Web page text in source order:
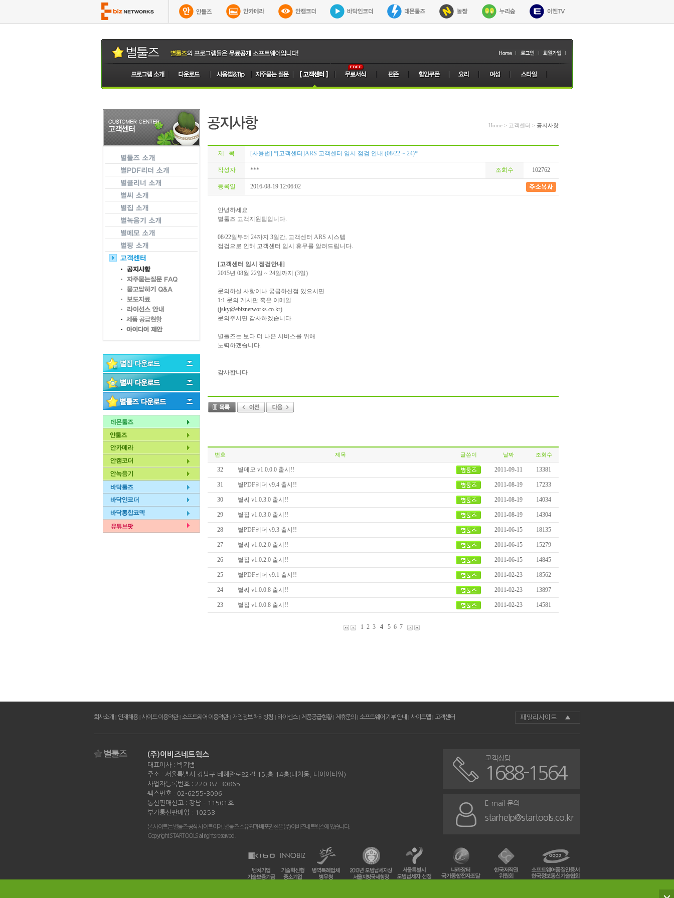
Home > 고객센터 > 공지사항
제 목 [사용법] *[고객센터]ARS 고객센터 임시 점검 안내 (08/22 ~ 24)*
작성자 *** 조회수 102762
등록일 2016-08-19 12:06:02
안녕하세요
별툴즈 고객지원팀입니다.
08/22일부터 24까지 3일간, 고객센터 ARS 시스템
점검으로 인해 고객센터 임시 휴무를 알려드립니다.
[고객센터 임시 점검안내]
2015년 08월 22일 ~ 24일까지 (3일)
문의하실 사항이나 궁금하신점 있으시면
1:1 문의 게시판 혹은 이메일
(jsky@ebiznetworks.co.kr)
문의주시면 감사하겠습니다.
별툴즈는 보다 더 나은 서비스를 위해
노력하겠습니다.
감사합니다
번호 제목 글쓴이 날짜 조회수
32 별메모 v1.0.0.0 출시!! 2011-09-11 13381
31 별PDF리더 v9.4 출시!! 2011-08-19 17233
30 별씨 v1.0.3.0 출시!! 2011-08-19 14034
29 별집 v1.0.3.0 출시!! 2011-08-19 14304
28 별PDF리더 v9.3 출시!! 2011-06-15 18135
27 별씨 v1.0.2.0 출시!! 2011-06-15 15279
26 별집 v1.0.2.0 출시!! 2011-06-15 14845
25 별PDF리더 v9.1 출시!! 2011-02-23 18562
24 별씨 v1.0.0.8 출시!! 2011-02-23 13897
23 별집 v1.0.0.8 출시!! 2011-02-23 14581
1 2 3 4 5 6 7
회사소개 | 인재채용| 사이트 이용약관| 소프트웨어 이용약관| 개인정보 처리방침 | 라이센스| 제품공급현황| 제휴문의 | 소프트웨어 기부 안내 | 사이트맵 | 고객센터 패밀리사이트 ▲
(주)이비즈네트웍스
대표이사 : 박기범
주소 : 서울특별시 강남구 테헤란로82길 15,층 14층(대치동, 디아이타워)
사업자등록번호 : 220-87-30865
팩스번호 : 02-6255-3096
통신판매신고 : 강남 - 11501호
부가통신판매업 : 10253
본 사이트는 별툴즈 공식 사이트이며, 별툴즈 소유권과 배포권한은 (주)이비즈네트웍스에 있습니다.
Copyright STARTOOLS all rights reserved.
고객상담
1688-1564
E-mail 문의
starhelp@startools.co.kr